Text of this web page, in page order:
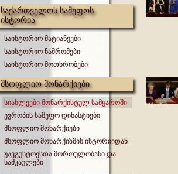
საქართველოს სამეფოს
ისტორია
საისტორიო მატიანეები
საისტორიო ნაშრომები
საისტორიო მოთხრობები
მსოფლიო მონარქიები
სიახლეები მონარქისტულ სამყაროში
ევროპის სამეფო დინასტიები
მსოფლიო მონარქიები
მსოფლიო მონარქიზმის ისტორიიდან
უავგუსტოესთა მორთულობანი და
სამკაულები